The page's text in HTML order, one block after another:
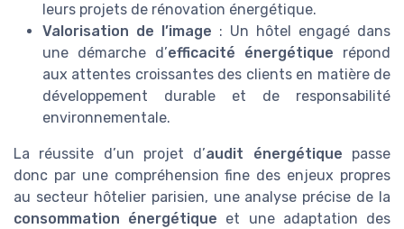
leurs projets de rénovation énergétique.
Valorisation de l’image : Un hôtel engagé dans
une démarche d’efficacité énergétique répond
aux attentes croissantes des clients en matière de
développement durable et de responsabilité
environnementale.
La réussite d’un projet d’audit énergétique passe
donc par une compréhension fine des enjeux propres
au secteur hôtelier parisien, une analyse précise de la
consommation énergétique et une adaptation des